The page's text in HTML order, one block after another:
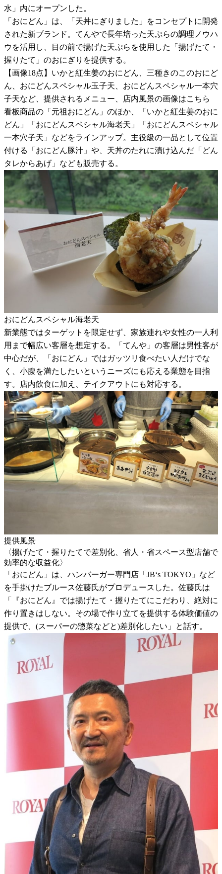
水」内にオープンした。
「おにどん」は、「天丼にぎりました」をコンセプトに開発
された新ブランド。てんやで長年培った天ぷらの調理ノウハ
ウを活用し、目の前で揚げた天ぷらを使用した「揚げたて・
握りたて」のおにぎりを提供する。
【画像18点】いかと紅生姜のおにどん、三種きのこのおにど
ん、おにどんスペシャル玉子天、おにどんスペシャル一本穴
子天など、提供されるメニュー、店内風景の画像はこちら
看板商品の「元祖おにどん」のほか、「いかと紅生姜のおに
どん」「おにどんスペシャル海老天」「おにどんスペシャル
一本穴子天」などをラインアップ。主役級の一品として位置
付ける「おにどん豚汁」や、天丼のたれに漬け込んだ「どん
タレからあげ」なども販売する。
おにどんスペシャル海老天
新業態ではターゲットを限定せず、家族連れや女性の一人利
用まで幅広い客層を想定する。「てんや」の客層は男性客が
中心だが、「おにどん」ではガッツリ食べたい人だけでな
く、小腹を満たしたいというニーズにも応える業態を目指
す。店内飲食に加え、テイクアウトにも対応する。
提供風景
〈揚げたて・握りたてで差別化、省人・省スペース型店舗で
効率的な収益化〉
「おにどん」は、ハンバーガー専門店「JB‘s TOKYO」など
を手掛けたブルース佐藤氏がプロデュースした。佐藤氏は
「『おにどん』では揚げたて・握りたてにこだわり、絶対に
作り置きはしない。その場で作り立てを提供する体験価値の
提供で、(スーパーの惣菜などと)差別化したい」と話す。